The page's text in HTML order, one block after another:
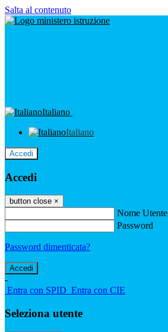
Salta al contenuto
Italiano
Italiano
Accedi
Accedi
button close ×
Nome Utente
Password
Password dimenticata?
-
Entra con SPID Entra con CIE
Seleziona utente